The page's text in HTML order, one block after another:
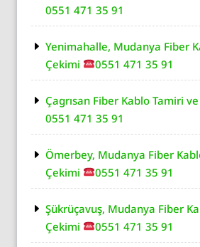
0551 471 35 91
Yenimahalle, Mudanya Fiber
Çekimi
0551 471 35 91
Çagrısan Fiber Kablo Tamiri
0551 471 35 91
Ömerbey, Mudanya Fiber
Çekimi
0551 471 35 91
Şükrüçavuş, Mudanya Fiber
Çekimi
0551 471 35 91